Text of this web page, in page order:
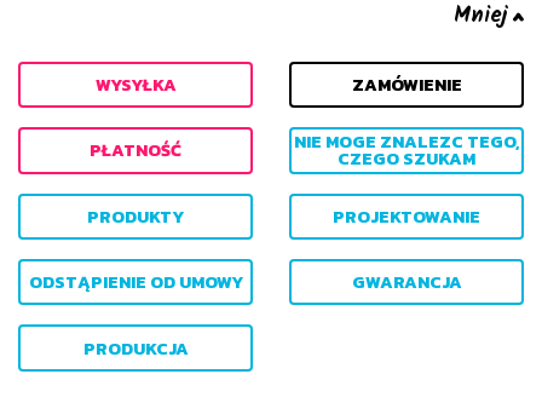
WYSYŁKA ZAMÓWIENIE
PŁATNOŚĆ NIE MOGE ZNALEZC TEGO,
CZEGO SZUKAM
PRODUKTY PROJEKTOWANIE
ODSTĄPIENIE OD UMOWY GWARANCJA
PRODUKCJA